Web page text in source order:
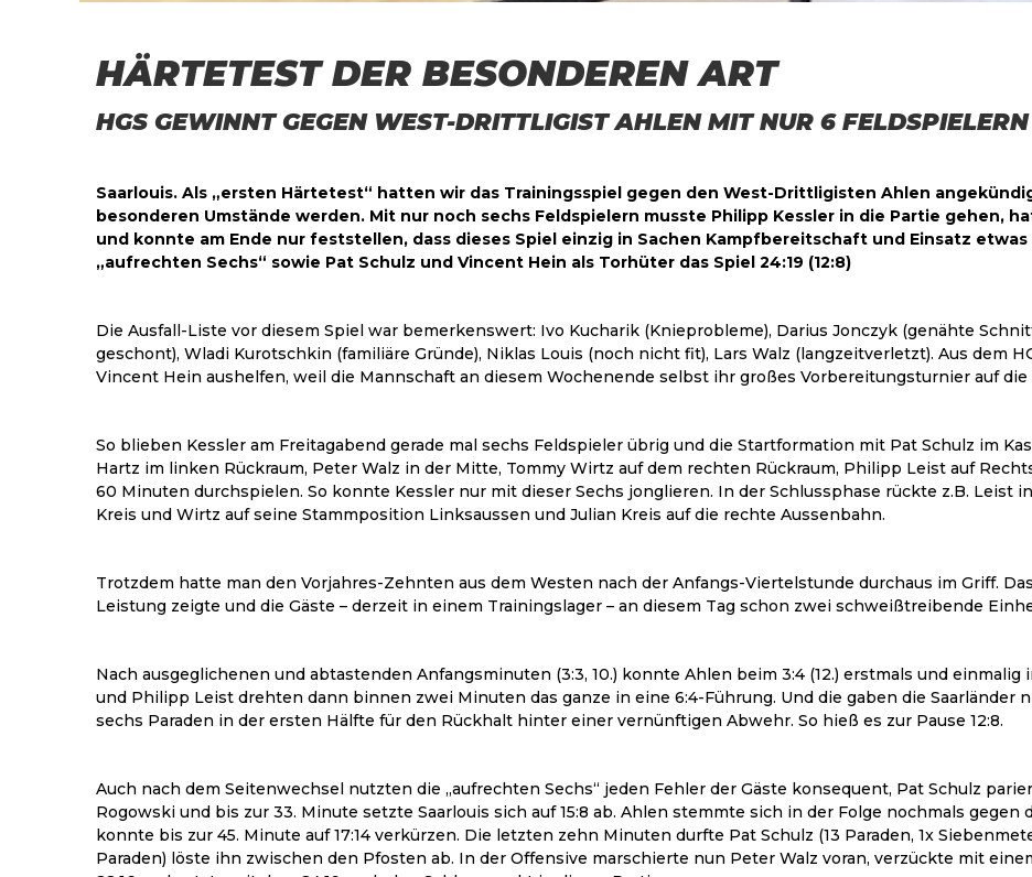
HÄRTETEST DER BESONDEREN ART
HGS GEWINNT GEGEN WEST-DRITTLIGIST AHLEN MIT NUR 6
Saarlouis. Als „ersten Härtetest“ hatten wir das Trainingsspiel gegen den West-Drittligisten Ahlen
besonderen Umstände werden. Mit nur noch sechs Feldspielern musste Philipp Kessler in die Partie gehen,
und konnte am Ende nur feststellen, dass dieses Spiel einzig in Sachen Kampfbereitschaft und Einsatz
„aufrechten Sechs“ sowie Pat Schulz und Vincent Hein als Torhüter das Spiel 24:19 (12:8)
Die Ausfall-Liste vor diesem Spiel war bemerkenswert: Ivo Kucharik (Knieprobleme), Darius Jonczyk (genähte
geschont), Wladi Kurotschkin (familiäre Gründe), Niklas Louis (noch nicht fit), Lars Walz (langzeitverletzt). Aus dem
Vincent Hein aushelfen, weil die Mannschaft an diesem Wochenende selbst ihr großes Vorbereitungsturnier auf die
So blieben Kessler am Freitagabend gerade mal sechs Feldspieler übrig und die Startformation mit Pat Schulz im
Hartz im linken Rückraum, Peter Walz in der Mitte, Tommy Wirtz auf dem rechten Rückraum, Philipp Leist auf
60 Minuten durchspielen. So konnte Kessler nur mit dieser Sechs jonglieren. In der Schlussphase rückte z.B. Leist
Kreis und Wirtz auf seine Stammposition Linksaussen und Julian Kreis auf die rechte Aussenbahn.
Trotzdem hatte man den Vorjahres-Zehnten aus dem Westen nach der Anfangs-Viertelstunde durchaus im Griff.
Leistung zeigte und die Gäste – derzeit in einem Trainingslager – an diesem Tag schon zwei schweißtreibende
Nach ausgeglichenen und abtastenden Anfangsminuten (3:3, 10.) konnte Ahlen beim 3:4 (12.) erstmals und
und Philipp Leist drehten dann binnen zwei Minuten das ganze in eine 6:4-Führung. Und die gaben die Saarländer
sechs Paraden in der ersten Hälfte für den Rückhalt hinter einer vernünftigen Abwehr. So hieß es zur Pause 12:8.
Auch nach dem Seitenwechsel nutzten die „aufrechten Sechs“ jeden Fehler der Gäste konsequent, Pat Schulz
Rogowski und bis zur 33. Minute setzte Saarlouis sich auf 15:8 ab. Ahlen stemmte sich in der Folge nochmals
konnte bis zur 45. Minute auf 17:14 verkürzen. Die letzten zehn Minuten durfte Pat Schulz (13 Paraden, 1x
Paraden) löste ihn zwischen den Pfosten ab. In der Offensive marschierte nun Peter Walz voran, verzückte mit